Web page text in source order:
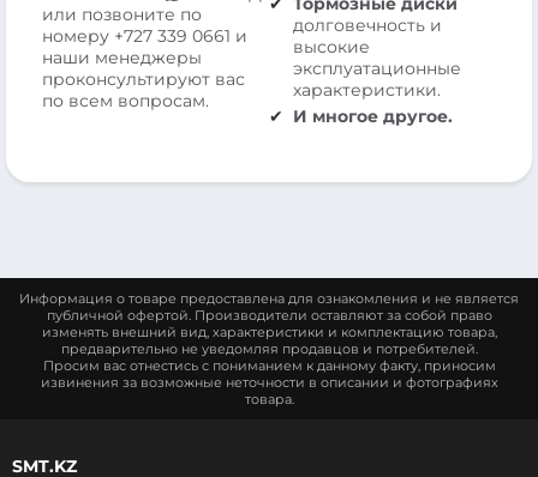
или позвоните по
номеру +727 339 0661 и
наши менеджеры
проконсультируют вас
по всем вопросам.
долговечность и
высокие
эксплуатационные
характеристики.
И многое другое.
Информация о товаре предоставлена для ознакомления и не является
публичной офертой. Производители оставляют за собой право
изменять внешний вид, характеристики и комплектацию товара,
предварительно не уведомляя продавцов и потребителей.
Просим вас отнестись с пониманием к данному факту, приносим
извинения за возможные неточности в описании и фотографиях
товара.
SMT.KZ